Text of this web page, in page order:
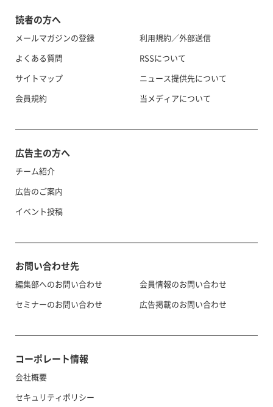
読者の方へ
メールマガジンの登録
よくある質問
サイトマップ
会員規約
利用規約／外部送信
RSSについて
ニュース提供先について
当メディアについて
広告主の方へ
チーム紹介
広告のご案内
イベント投稿
お問い合わせ先
編集部へのお問い合わせ
セミナーのお問い合わせ
会員情報のお問い合わせ
広告掲載のお問い合わせ
コーポレート情報
会社概要
セキュリティポリシー